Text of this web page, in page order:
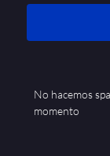
No hacemos
momento